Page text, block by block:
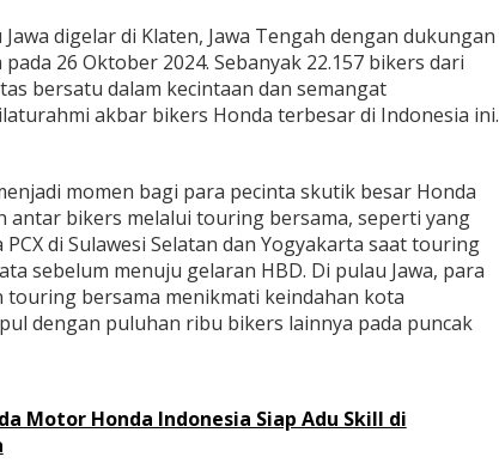
digelar di Klaten, Jawa Tengah dengan dukungan
26 Oktober 2024. Sebanyak 22.157 bikers dari
bersatu dalam kecintaan dan semangat
akbar bikers Honda terbesar di Indonesia ini.
momen bagi para pecinta skutik besar Honda
antar bikers melalui touring bersama, seperti yang
di Sulawesi Selatan dan Yogyakarta saat touring
sebelum menuju gelaran HBD. Di pulau Jawa, para
touring bersama menikmati keindahan kota
dengan puluhan ribu bikers lainnya pada puncak
Motor Honda Indonesia Siap Adu Skill di